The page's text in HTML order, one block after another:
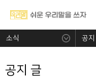
소식 공
공지 글